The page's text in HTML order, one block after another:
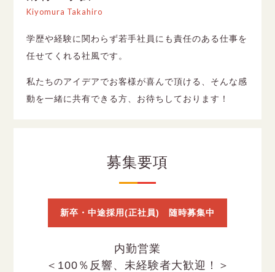
Kiyomura Takahiro
学歴や経験に関わらず若手社員にも責任のある仕事を
任せてくれる社風です。
私たちのアイデアでお客様が喜んで頂ける、そんな感
動を一緒に共有できる方、お待ちしております！
募集要項
新卒・中途採用(正社員) 随時募集中
内勤営業
＜100％反響、未経験者大歓迎！＞